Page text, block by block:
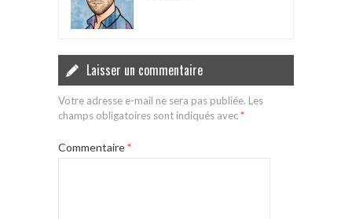
Laisser un commentaire
Votre adresse e-mail ne sera pas publiée. Les
champs obligatoires sont indiqués avec*
Commentaire*